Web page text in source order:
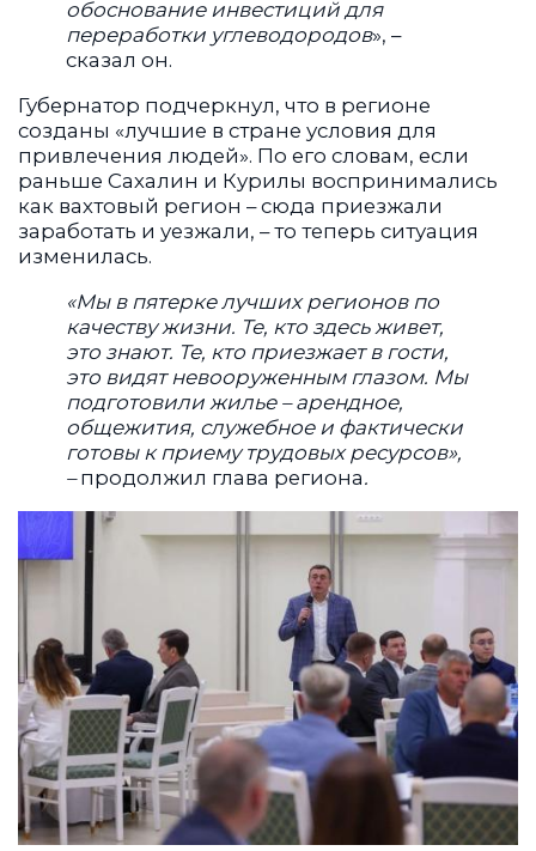
обоснование инвестиций для
переработки углеводородов», –
сказал он.
Губернатор подчеркнул, что в регионе
созданы «лучшие в стране условия для
привлечения людей». По его словам, если
раньше Сахалин и Курилы воспринимались
как вахтовый регион – сюда приезжали
заработать и уезжали, – то теперь ситуация
изменилась.
«Мы в пятерке лучших регионов по
качеству жизни. Те, кто здесь живет,
это знают. Те, кто приезжает в гости,
это видят невооруженным глазом. Мы
подготовили жилье – арендное,
общежития, служебное и фактически
готовы к приему трудовых ресурсов»,
–продолжил глава региона.